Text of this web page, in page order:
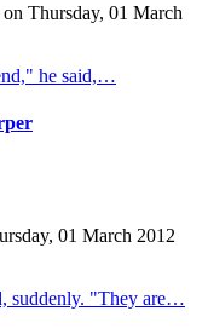
on Thursday, 01 March
he said,…
01 March 2012
suddenly. "They are…